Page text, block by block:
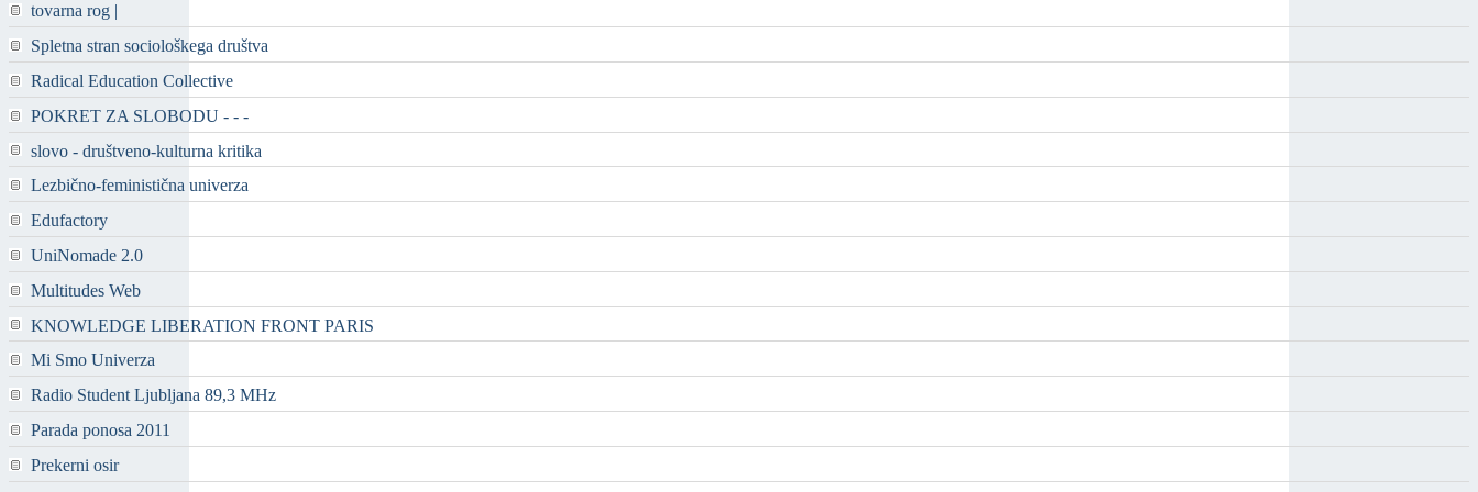
tovarna rog |
Spletna stran sociološkega društva
Radical Education Collective
POKRET ZA SLOBODU - - -
slovo - društveno-kulturna kritika
Lezbično-feministična univerza
Edufactory
UniNomade 2.0
Multitudes Web
KNOWLEDGE LIBERATION FRONT PARIS
Mi Smo Univerza
Radio Student Ljubljana 89,3 MHz
Parada ponosa 2011
Prekerni osir